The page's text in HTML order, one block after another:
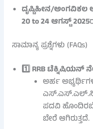
ದೃಷ್ಟಿಹೀನ/ಅಂಗವಿಕಲ
20 to 24 ಆಗಸ್ಟ್ 2025
ಸಾಮಾನ್ಯ ಪ್ರಶ್ನೆಗಳು (FAQs)
1️⃣ RRB ಟೆಕ್ನಿಷಿಯನ್
ಅರ್ಹ
ಪದವಿ
ಬೇರೆ ಆಗಿರುತ್ತದೆ.